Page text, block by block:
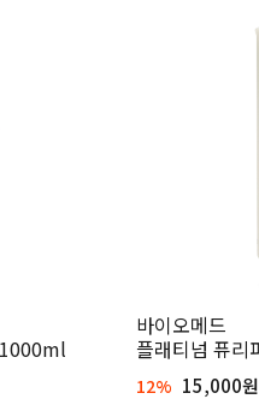
바이오메드
플래티넘 퓨
12% 15,000원